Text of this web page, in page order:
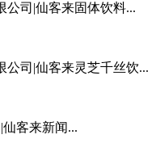
公司|仙客来固体饮料...
公司|仙客来灵芝千丝饮...
客来新闻...